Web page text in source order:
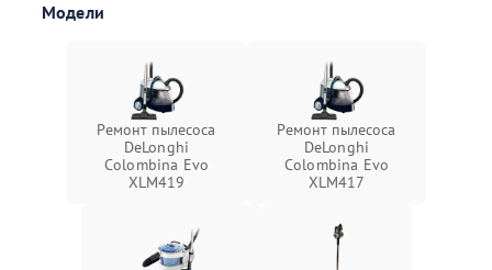
Модели
Ремонт пылесоса
DeLonghi
Colombina Evo
XLM419
Ремонт пылесоса
DeLonghi
Colombina Evo
XLM417